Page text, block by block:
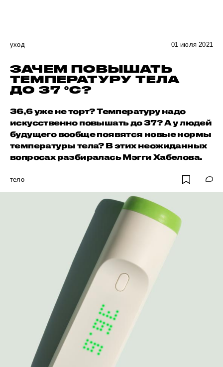
уход 01 июля 2021
ЗАЧЕМ ПОВЫШАТЬ
ТЕМПЕРАТУРУ ТЕЛА
ДО 37 °С?
36,6 уже не торт? Температуру надо
искусственно повышать до 37? А у людей
будущего вообще появятся новые нормы
температуры тела? В этих неожиданных
вопросах разбиралась Мэгги Хабелова.
тело